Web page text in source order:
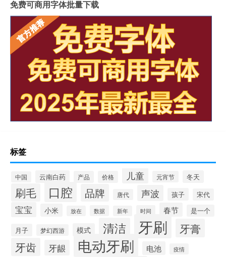
免费可商用字体批量下载
标签
中国 云南白药 产品 价格 儿童 元宵节 冬天
刷毛 口腔 品牌 唐代 声波 孩子 宋代
宝宝 小米 放在 数据 新年 时间 春节 是一个
月子 梦幻西游 模式 清洁 牙刷 牙膏
牙齿 牙龈 电动牙刷 电池 疫情